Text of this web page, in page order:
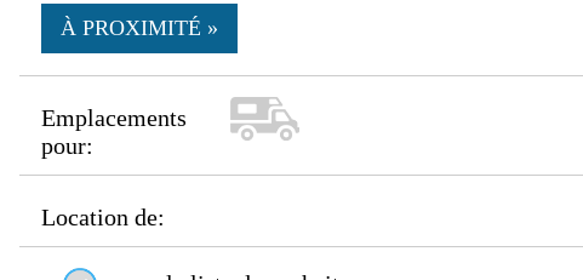
À PROXIMITÉ »
Emplacements
pour:
Location de: